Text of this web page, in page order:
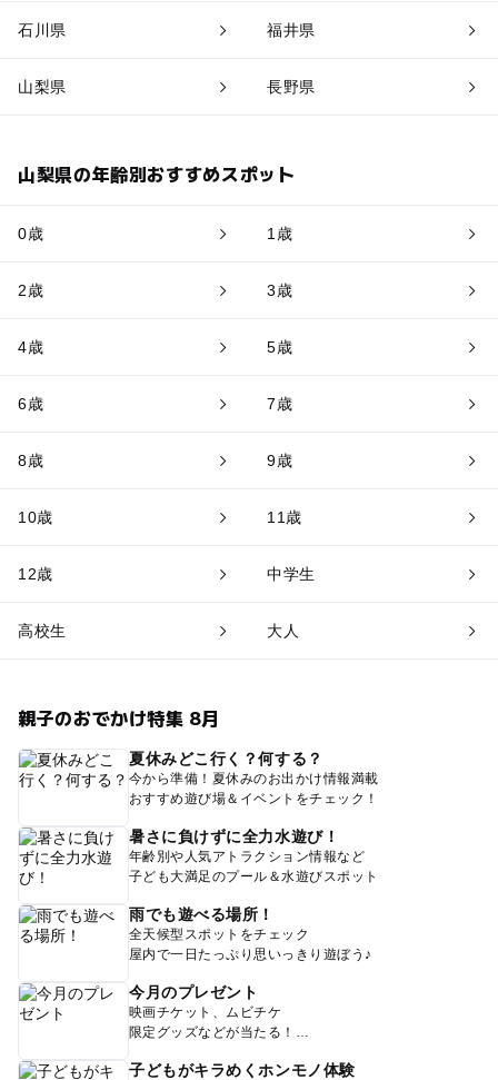
石川県 福井県
山梨県 長野県
山梨県の年齢別おすすめスポット
0歳 1歳
2歳 3歳
4歳 5歳
6歳 7歳
8歳 9歳
10歳 11歳
12歳 中学生
高校生 大人
親子のおでかけ特集 8月
夏休みどこ行く？何する？
今から準備！夏休みのお出かけ情報満載
おすすめ遊び場＆イベントをチェック！
暑さに負けずに全力水遊び！
年齢別や人気アトラクション情報など
子ども大満足のプール＆水遊びスポット
雨でも遊べる場所！
全天候型スポットをチェック
屋内で一日たっぷり思いっきり遊ぼう♪
今月のプレゼント
映画チケット、ムビチケ
限定グッズなどが当たる！
子どもがキラめくホンモノ体験